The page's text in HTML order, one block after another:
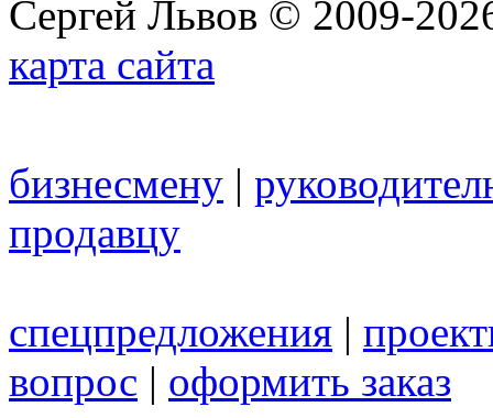
Сергей Львов © 2009-
карта сайта
бизнесмену |
продавцу
спецпредложения |
вопрос | оформить заказ